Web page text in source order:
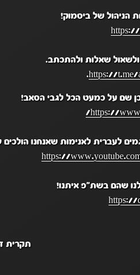
הניהול של ביסמוק!
https://
שאלות ולהתכתב.
https://t.me/
.
שם על כמעט הכל לגבי הסאב!
https://
לעברית לאנימות שאנחנו הולכים
https://
שהם בשת"פ איתנו!
https://
תקרית